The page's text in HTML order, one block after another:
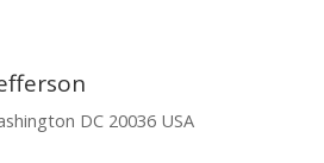
DC 20036 USA